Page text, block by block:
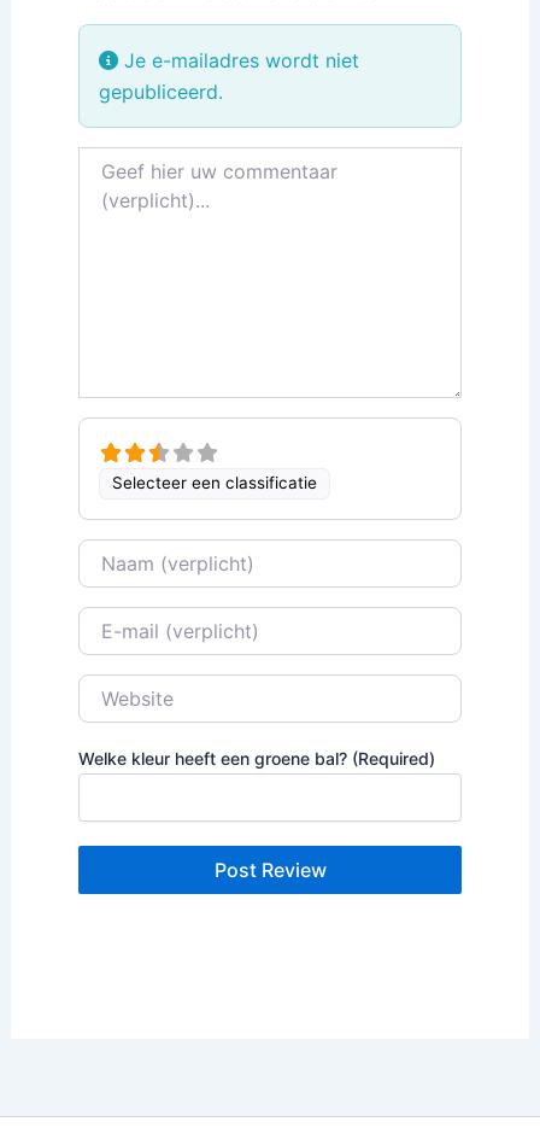
Je e-mailadres wordt niet
gepubliceerd.
Recensietekst
Selecteer een classificatie
Naam
E-mail
Website
Welke kleur heeft een groene bal? (Required)